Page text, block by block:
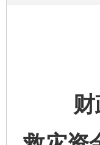
财政